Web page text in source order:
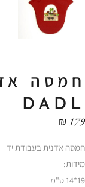
חמסה
DADL
₪179
חמסה אדנית בעבודת יד
מידות:
19*14 ס"מ